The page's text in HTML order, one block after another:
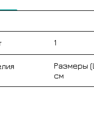
1
Размеры
см